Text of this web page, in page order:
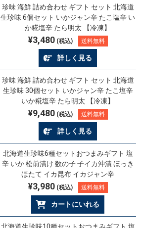
珍味 海鮮 詰め合わせ ギフト セット 北海道
生珍味 6個セット いかジャン辛 たこ塩辛 い
か糀塩辛 たら明太 【冷凍】
¥3,480(税込) 送料無料
詳しく見る
珍味 海鮮 詰め合わせ ギフト セット 北海道
生珍味 30個セット いかジャン辛 たこ塩辛
いか糀塩辛 たら明太 【冷凍】
¥9,480(税込) 送料無料
詳しく見る
北海道生珍味6種セットおつまみギフト 塩
辛 いか 松前漬け 数の子 子イカ沖漬 ほっき
ほたて イカ昆布 イカジャン辛
¥3,980(税込) 送料無料
カートにいれる